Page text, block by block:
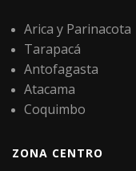
Arica y Parinacota
Tarapacá
Antofagasta
Atacama
Coquimbo
ZONA CENTRO